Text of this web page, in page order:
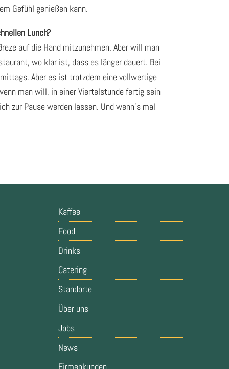
Gefühl genießen kann.
Lunch?
auf die Hand mitzunehmen. Aber will man
wo klar ist, dass es länger dauert. Bei
Aber es ist trotzdem eine vollwertige
man will, in einer Viertelstunde fertig sein
zur Pause werden lassen. Und wenn’s mal
Kaffee
Food
Drinks
Catering
Standorte
Über uns
Jobs
News